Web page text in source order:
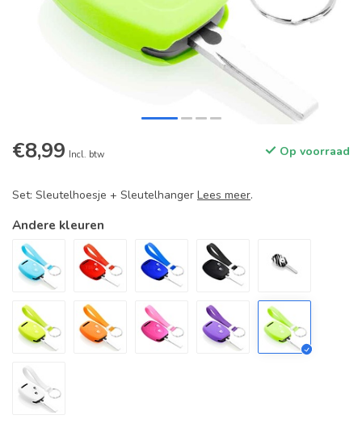
€8,99 Incl. btw Op voorraad
Set: Sleutelhoesje + Sleutelhanger Lees meer.
Andere kleuren